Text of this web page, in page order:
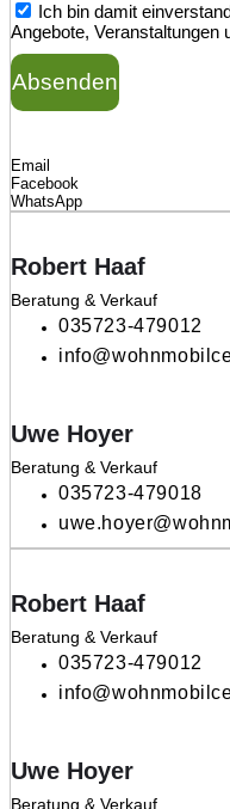
Ich bin damit
Angebote, Veranstaltungen
Absenden
Email
Facebook
WhatsApp
Robert Haaf
Beratung & Verkauf
035723-479012
Uwe Hoyer
Beratung & Verkauf
035723-479018
Robert Haaf
Beratung & Verkauf
035723-479012
Uwe Hoyer
Beratung & Verkauf